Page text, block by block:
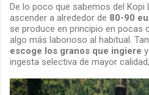
De lo poco que sabemos del Kopi
ascender a alrededor de 80-90
se produce en principio en pocas
algo más laborioso al habitual.
escoge los granos que ingiere
ingesta selectiva de mayor